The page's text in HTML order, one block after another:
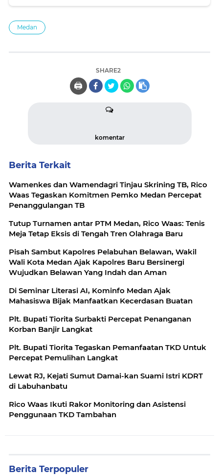
Medan
SHARE2
🖨️
komentar
Berita Terkait
Wamenkes dan Wamendagri Tinjau Skrining TB, Rico
Waas Tegaskan Komitmen Pemko Medan Percepat
Penanggulangan TB
Tutup Turnamen antar PTM Medan, Rico Waas: Tenis
Meja Tetap Eksis di Tengah Tren Olahraga Baru
Pisah Sambut Kapolres Pelabuhan Belawan, Wakil
Wali Kota Medan Ajak Kapolres Baru Bersinergi
Wujudkan Belawan Yang Indah dan Aman
Di Seminar Literasi AI, Kominfo Medan Ajak
Mahasiswa Bijak Manfaatkan Kecerdasan Buatan
Plt. Bupati Tiorita Surbakti Percepat Penanganan
Korban Banjir Langkat
Plt. Bupati Tiorita Tegaskan Pemanfaatan TKD Untuk
Percepat Pemulihan Langkat
Lewat RJ, Kejati Sumut Damai-kan Suami Istri KDRT
di Labuhanbatu
Rico Waas Ikuti Rakor Monitoring dan Asistensi
Penggunaan TKD Tambahan
Berita Terpopuler